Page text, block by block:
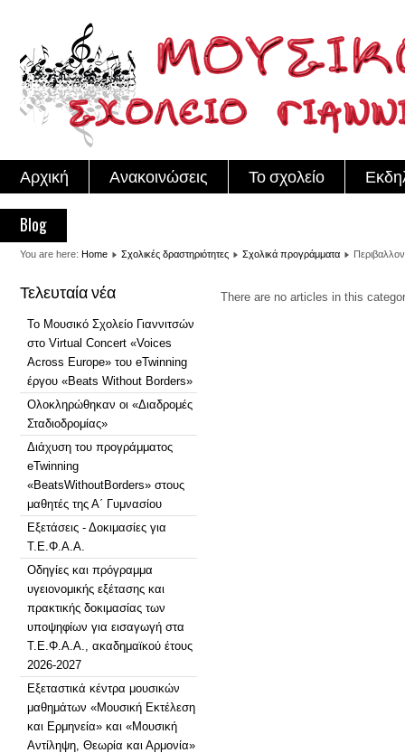
Αρχική Ανακοινώσεις Το σχολείο
Blog
You are here: Home Σχολικές δραστηριότητες Σχολικά προγράμματα
Τελευταία νέα
Το Μουσικό Σχολείο Γιαννιτσών
στο Virtual Concert «Voices
Across Europe» του eTwinning
έργου «Beats Without Borders»
Ολοκληρώθηκαν οι «Διαδρομές
Σταδιοδρομίας»
Διάχυση του προγράμματος
eTwinning
«BeatsWithoutBorders» στους
μαθητές της Α΄ Γυμνασίου
Εξετάσεις - Δοκιμασίες για
Τ.Ε.Φ.Α.Α.
Οδηγίες και πρόγραμμα
υγειονομικής εξέτασης και
πρακτικής δοκιμασίας των
υποψηφίων για εισαγωγή στα
Τ.Ε.Φ.Α.Α., ακαδημαϊκού έτους
2026-2027
Εξεταστικά κέντρα μουσικών
μαθημάτων «Μουσική Εκτέλεση
και Ερμηνεία» και «Μουσική
Αντίληψη, Θεωρία και Αρμονία»
There are no articles in this